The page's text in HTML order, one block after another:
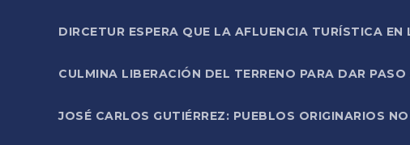
DIRCETUR ESPERA QUE LA AFLUENCIA TURÍSTICA
CULMINA LIBERACIÓN DEL TERRENO PARA DAR
JOSÉ CARLOS GUTIÉRREZ: PUEBLOS ORIGINARIOS